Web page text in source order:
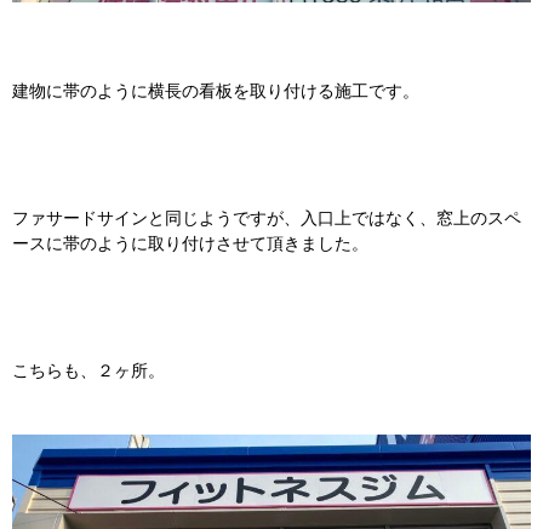
建物に帯のように横長の看板を取り付ける施工です。
ファサードサインと同じようですが、入口上ではなく、窓上のスペ
ースに帯のように取り付けさせて頂きました。
こちらも、２ヶ所。